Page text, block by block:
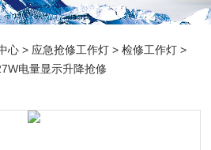
心 > 应急抢修工作灯 >检修工作灯 >
电量显示升降抢修